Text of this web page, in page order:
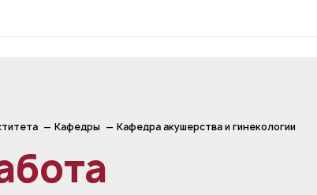
Кафедры Кафедра акушерства и гинекологии